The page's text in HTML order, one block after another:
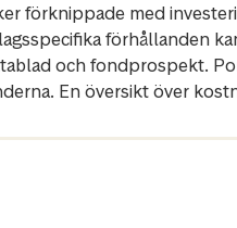
förknippade med
förhållanden
och fondprospekt.
En översikt över